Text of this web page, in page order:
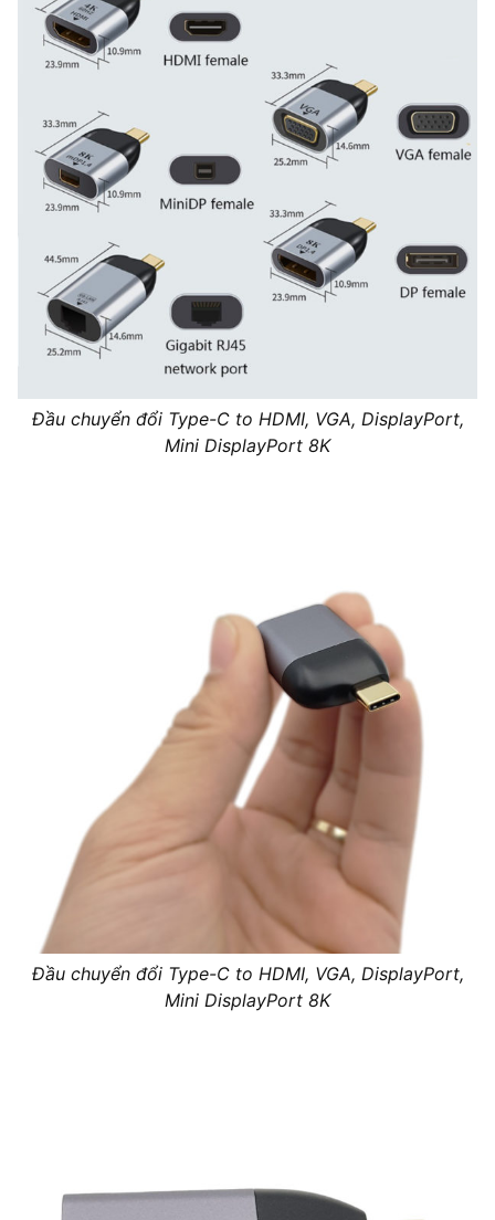
Đầu chuyển đổi Type-C to HDMI, VGA, DisplayPort,
Mini DisplayPort 8K
Đầu chuyển đổi Type-C to HDMI, VGA, DisplayPort,
Mini DisplayPort 8K